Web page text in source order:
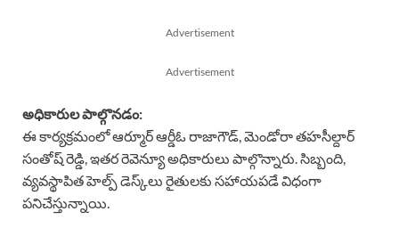
Advertisement
Advertisement
అధికారుల పాల్గొనడం:
ఈ కార్యక్రమంలో ఆర్మూర్ ఆర్డీఓ రాజాగౌడ్, మెండోరా తహసీల్దార్
సంతోష్ రెడ్డి, ఇతర రెవెన్యూ అధికారులు పాల్గొన్నారు. సిబ్బంది,
వ్యవస్థాపిత హెల్ప్ డెస్క్‌లు రైతులకు సహాయపడే విధంగా
పనిచేస్తున్నాయి.